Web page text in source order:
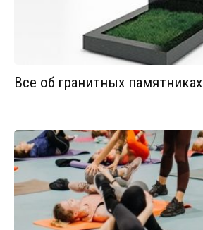
Все об гранитных памятниках